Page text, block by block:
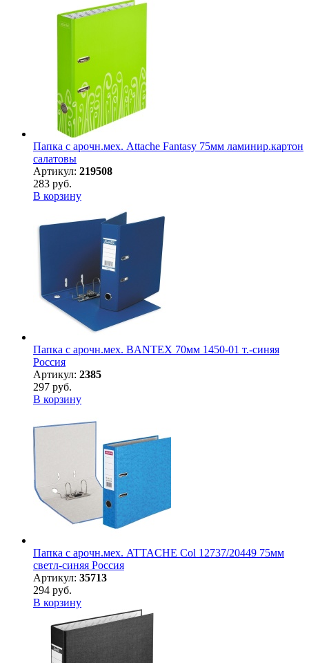
Папка с арочн.мех. Attache Fantasy 75мм ламинир.картон
салатовы
Артикул: 219508
283 руб.
В корзину
Папка с арочн.мех. BANTEX 70мм 1450-01 т.-синяя
Россия
Артикул: 2385
297 руб.
В корзину
Папка с арочн.мех. ATTACHE Col 12737/20449 75мм
светл-синяя Россия
Артикул: 35713
294 руб.
В корзину